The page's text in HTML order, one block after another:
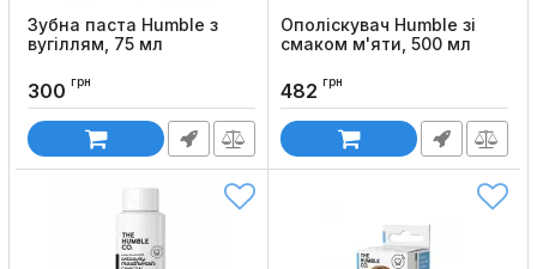
Зубна паста Humble з
вугіллям, 75 мл
300 грн
Ополіскувач Humble зі
смаком м'яти, 500 мл
482 грн